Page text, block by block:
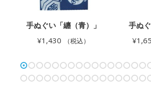
手ぬぐい「纏（青）」
¥1,430 （税込）
手ぬ
¥